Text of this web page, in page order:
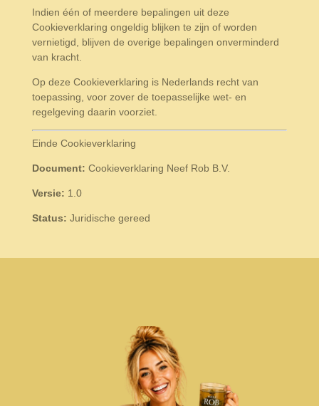
Indien één of meerdere bepalingen uit deze
Cookieverklaring ongeldig blijken te zijn of worden
vernietigd, blijven de overige bepalingen onverminderd
van kracht.
Op deze Cookieverklaring is Nederlands recht van
toepassing, voor zover de toepasselijke wet- en
regelgeving daarin voorziet.
Einde Cookieverklaring
Document: Cookieverklaring Neef Rob B.V.
Versie: 1.0
Status: Juridische gereed